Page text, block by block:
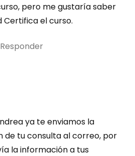
pero me gustaría saber
Certifica el curso.
Responder
ya te enviamos la
de tu consulta al correo, por
la información a tus